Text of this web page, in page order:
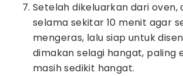
Setelah dikeluarkan dari oven,
selama sekitar 10 menit agar
mengeras, lalu siap untuk
dimakan selagi hangat, paling
masih sedikit hangat.